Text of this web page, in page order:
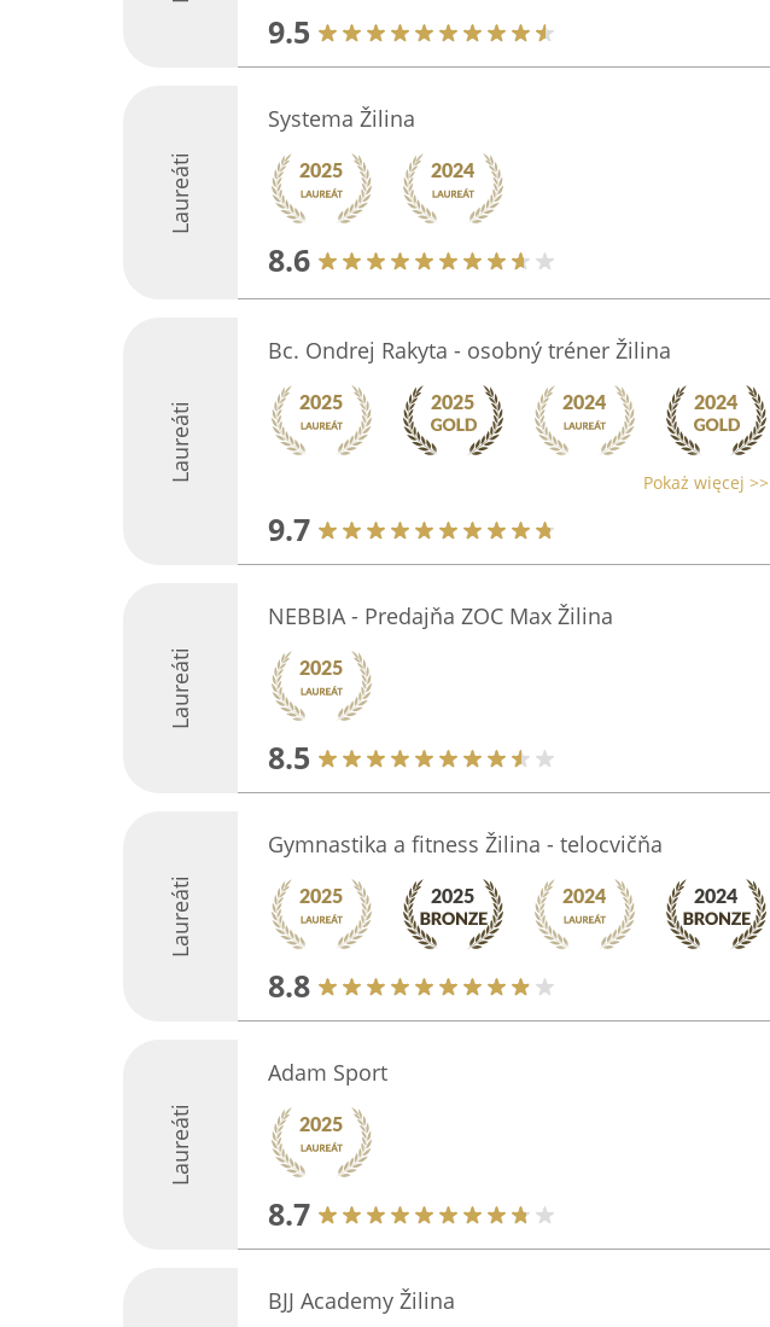
9.5
Laureáti
Systema Žilina
8.6
Laureáti
Bc. Ondrej Rakyta - osobný tréner Žilina
Pokaż więcej >>
9.7
Laureáti
NEBBIA - Predajňa ZOC Max Žilina
8.5
Laureáti
Gymnastika a fitness Žilina - telocvičňa
8.8
Laureáti
Adam Sport
8.7
BJJ Academy Žilina